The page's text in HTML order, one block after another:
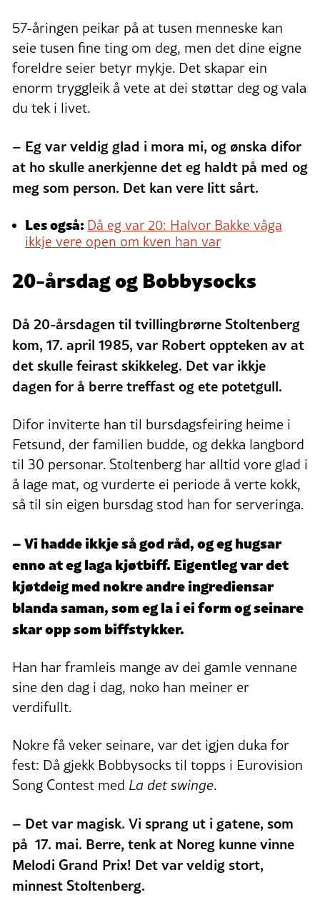
57-åringen peikar på at tusen menneske kan
seie tusen fine ting om deg, men det dine eigne
foreldre seier betyr mykje. Det skapar ein
enorm tryggleik å vete at dei støttar deg og vala
du tek i livet.
– Eg var veldig glad i mora mi, og ønska difor
at ho skulle anerkjenne det eg haldt på med og
meg som person. Det kan vere litt sårt.
Les også: Då eg var 20: Halvor Bakke våga
ikkje vere open om kven han var
20-årsdag og Bobbysocks
Då 20-årsdagen til tvillingbrørne Stoltenberg
kom, 17. april 1985, var Robert oppteken av at
det skulle feirast skikkeleg. Det var ikkje
dagen for å berre treffast og ete potetgull.
Difor inviterte han til bursdagsfeiring heime i
Fetsund, der familien budde, og dekka langbord
til 30 personar. Stoltenberg har alltid vore glad i
å lage mat, og vurderte ei periode å verte kokk,
så til sin eigen bursdag stod han for serveringa.
– Vi hadde ikkje så god råd, og eg hugsar
enno at eg laga kjøtbiff. Eigentleg var det
kjøtdeig med nokre andre ingrediensar
blanda saman, som eg la i ei form og seinare
skar opp som biffstykker.
Han har framleis mange av dei gamle vennane
sine den dag i dag, noko han meiner er
verdifullt.
Nokre få veker seinare, var det igjen duka for
fest: Då gjekk Bobbysocks til topps i Eurovision
Song Contest med La det swinge.
– Det var magisk. Vi sprang ut i gatene, som
på 17. mai. Berre, tenk at Noreg kunne vinne
Melodi Grand Prix! Det var veldig stort,
minnest Stoltenberg.